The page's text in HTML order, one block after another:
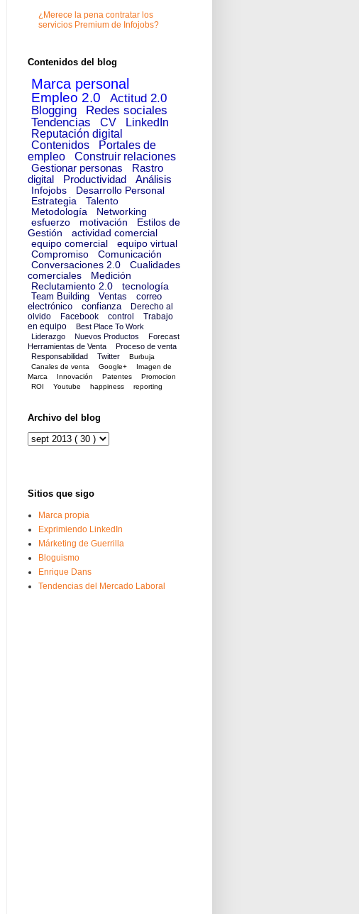
¿Merece la pena contratar los
servicios Premium de Infojobs?
Contenidos del blog
Marca personal
Empleo 2.0
Actitud 2.0
Blogging
Redes sociales
Tendencias
CV
LinkedIn
Reputación digital
Contenidos
Portales de
empleo
Construir relaciones
Gestionar personas
Rastro
digital
Productividad Análisis
Infojobs
Desarrollo Personal
Estrategia
Talento
Metodología
Networking
esfuerzo
motivación
Estilos de
Gestión
actividad comercial
equipo comercial
equipo virtual
Compromiso
Comunicación
Conversaciones 2.0
Cualidades
comerciales
Medición
Reclutamiento 2.0
tecnología
Team Building Ventas
correo
electrónico
confianza
Derecho al
olvido
Facebook control
Trabajo
en equipo
Best Place To Work
Liderazgo
Nuevos Productos
Forecast
Herramientas de Venta
Proceso de venta
Responsabilidad
Twitter
Burbuja
Canales de venta
Google+
Imagen de
Marca
Innovación Patentes
Promocion
ROI
Youtube happiness reporting
Archivo del blog
Sitios que sigo
Marca propia
Exprimiendo LinkedIn
Márketing de Guerrilla
Bloguismo
Enrique Dans
Tendencias del Mercado Laboral